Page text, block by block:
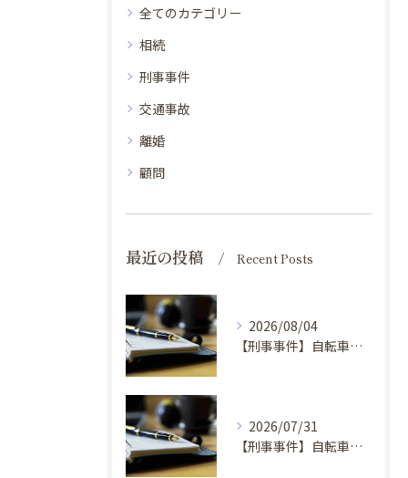
全てのカテゴリー
相続
刑事事件
交通事故
離婚
顧問
最近の投稿 Recent Posts
2026/08/04
【刑事事件】自転車窃盗で弁護士に依頼するべき場合の理由④
2026/07/31
【刑事事件】自転車窃盗で弁護士に依頼するべき場合の理由③